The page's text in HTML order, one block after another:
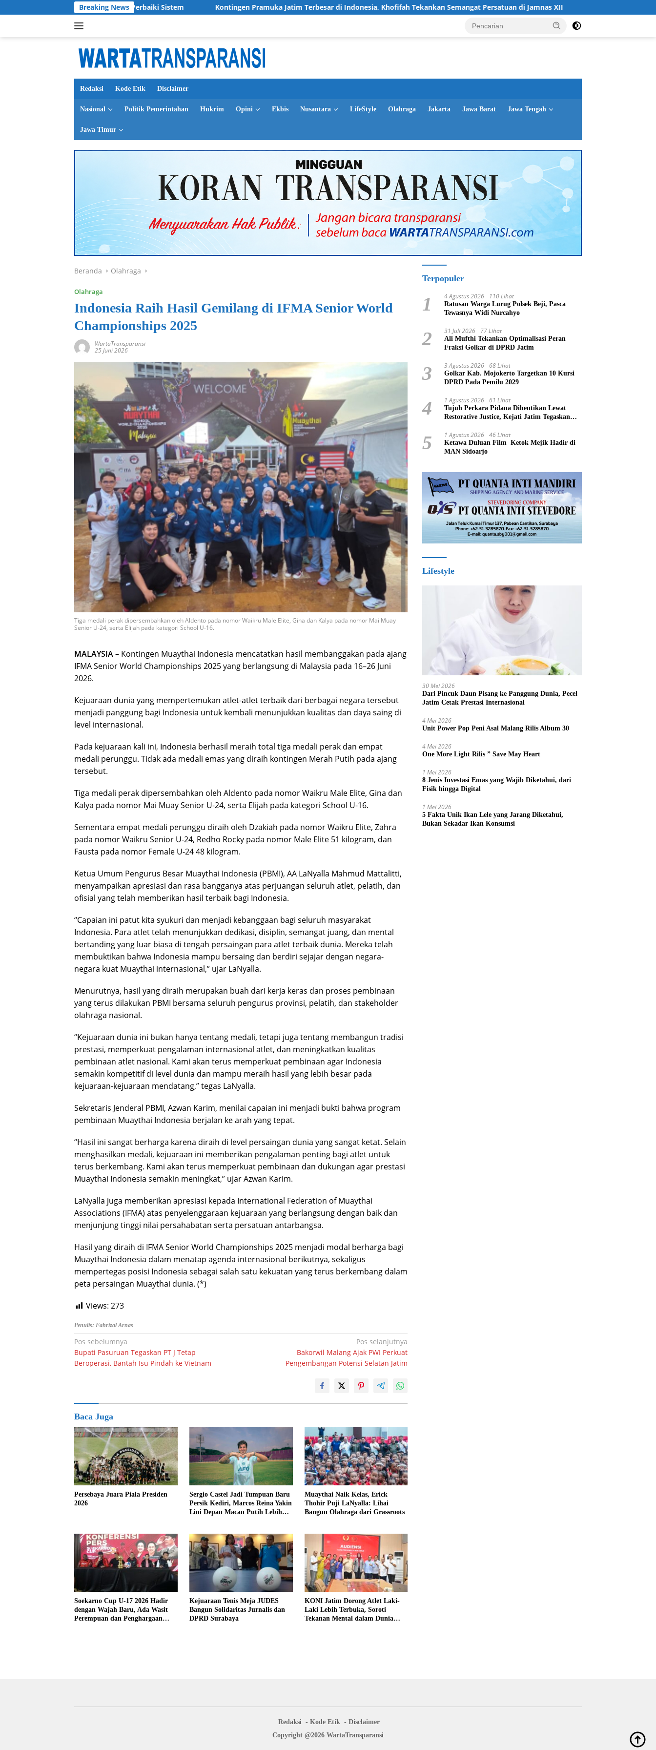
ke
Breaking News
Komisi II Minta Perbaiki Sistem Kontingen Pramuka Jatim Terbesar di Indonesia, Khofifah Tekankan Semangat Persatuan di Jamnas XII Gubernur Jatim Sosialisasikan
Redaksi Kode Etik Disclaimer
Nasional Politik Pemerintahan Hukrim Opini Ekbis Nusantara LifeStyle Olahraga Jakarta Jawa Barat Jawa Tengah
Jawa Timur
Beranda Olahraga
Olahraga
Indonesia Raih Hasil Gemilang di IFMA Senior World
Championships 2025
WartaTransparansi
25 Juni 2026
Tiga medali perak dipersembahkan oleh Aldento pada nomor Waikru Male Elite, Gina dan Kalya pada nomor Mai Muay
Senior U-24, serta Elijah pada kategori School U-16.
MALAYSIA– Kontingen Muaythai Indonesia mencatatkan hasil membanggakan pada ajang
IFMA Senior World Championships 2025 yang berlangsung di Malaysia pada 16–26 Juni
2026.
Kejuaraan dunia yang mempertemukan atlet-atlet terbaik dari berbagai negara tersebut
menjadi panggung bagi Indonesia untuk kembali menunjukkan kualitas dan daya saing di
level internasional.
Pada kejuaraan kali ini, Indonesia berhasil meraih total tiga medali perak dan empat
medali perunggu. Tidak ada medali emas yang diraih kontingen Merah Putih pada ajang
tersebut.
Tiga medali perak dipersembahkan oleh Aldento pada nomor Waikru Male Elite, Gina dan
Kalya pada nomor Mai Muay Senior U-24, serta Elijah pada kategori School U-16.
Sementara empat medali perunggu diraih oleh Dzakiah pada nomor Waikru Elite, Zahra
pada nomor Waikru Senior U-24, Redho Rocky pada nomor Male Elite 51 kilogram, dan
Fausta pada nomor Female U-24 48 kilogram.
Ketua Umum Pengurus Besar Muaythai Indonesia (PBMI), AA LaNyalla Mahmud Mattalitti,
menyampaikan apresiasi dan rasa bangganya atas perjuangan seluruh atlet, pelatih, dan
ofisial yang telah memberikan hasil terbaik bagi Indonesia.
“Capaian ini patut kita syukuri dan menjadi kebanggaan bagi seluruh masyarakat
Indonesia. Para atlet telah menunjukkan dedikasi, disiplin, semangat juang, dan mental
bertanding yang luar biasa di tengah persaingan para atlet terbaik dunia. Mereka telah
membuktikan bahwa Indonesia mampu bersaing dan berdiri sejajar dengan negara-
negara kuat Muaythai internasional,” ujar LaNyalla.
Menurutnya, hasil yang diraih merupakan buah dari kerja keras dan proses pembinaan
yang terus dilakukan PBMI bersama seluruh pengurus provinsi, pelatih, dan stakeholder
olahraga nasional.
“Kejuaraan dunia ini bukan hanya tentang medali, tetapi juga tentang membangun tradisi
prestasi, memperkuat pengalaman internasional atlet, dan meningkatkan kualitas
pembinaan atlet nasional. Kami akan terus memperkuat pembinaan agar Indonesia
semakin kompetitif di level dunia dan mampu meraih hasil yang lebih besar pada
kejuaraan-kejuaraan mendatang,” tegas LaNyalla.
Sekretaris Jenderal PBMI, Azwan Karim, menilai capaian ini menjadi bukti bahwa program
pembinaan Muaythai Indonesia berjalan ke arah yang tepat.
“Hasil ini sangat berharga karena diraih di level persaingan dunia yang sangat ketat. Selain
menghasilkan medali, kejuaraan ini memberikan pengalaman penting bagi atlet untuk
terus berkembang. Kami akan terus memperkuat pembinaan dan dukungan agar prestasi
Muaythai Indonesia semakin meningkat,” ujar Azwan Karim.
LaNyalla juga memberikan apresiasi kepada International Federation of Muaythai
Associations (IFMA) atas penyelenggaraan kejuaraan yang berlangsung dengan baik dan
menjunjung tinggi nilai persahabatan serta persatuan antarbangsa.
Hasil yang diraih di IFMA Senior World Championships 2025 menjadi modal berharga bagi
Muaythai Indonesia dalam menatap agenda internasional berikutnya, sekaligus
mempertegas posisi Indonesia sebagai salah satu kekuatan yang terus berkembang dalam
peta persaingan Muaythai dunia. (*)
Views: 273
Penulis: Fahrizal Arnas
Navigasi
pos
Pos sebelumnya
Bupati Pasuruan Tegaskan PT J Tetap
Beroperasi, Bantah Isu Pindah ke Vietnam
Pos selanjutnya
Bakorwil Malang Ajak PWI Perkuat
Pengembangan Potensi Selatan Jatim
Baca Juga
Persebaya Juara Piala Presiden
2026
Sergio Castel Jadi Tumpuan Baru
Persik Kediri, Marcos Reina Yakin
Lini Depan Macan Putih Lebih
Muaythai Naik Kelas, Erick
Thohir Puji LaNyalla: Lihai
Bangun Olahraga dari Grassroots
Soekarno Cup U-17 2026 Hadir
dengan Wajah Baru, Ada Wasit
Perempuan dan Penghargaan
Kejuaraan Tenis Meja JUDES
Bangun Solidaritas Jurnalis dan
DPRD Surabaya
KONI Jatim Dorong Atlet Laki-
Laki Lebih Terbuka, Soroti
Tekanan Mental dalam Dunia
Terpopuler
1 4 Agustus 2026 110 Lihat
Ratusan Warga Lurug Polsek Beji, Pasca
Tewasnya Widi Nurcahyo
2 31 Juli 2026 77 Lihat
Ali Mufthi Tekankan Optimalisasi Peran
Fraksi Golkar di DPRD Jatim
3 3 Agustus 2026 68 Lihat
Golkar Kab. Mojokerto Targetkan 10 Kursi
DPRD Pada Pemilu 2029
4 1 Agustus 2026 61 Lihat
Tujuh Perkara Pidana Dihentikan Lewat
Restorative Justice, Kejati Jatim Tegaskan
5 1 Agustus 2026 46 Lihat
Ketawa Duluan Film Ketok Mejik Hadir di
MAN Sidoarjo
Lifestyle
30 Mei 2026
Dari Pincuk Daun Pisang ke Panggung Dunia, Pecel
Jatim Cetak Prestasi Internasional
4 Mei 2026
Unit Power Pop Peni Asal Malang Rilis Album 30
4 Mei 2026
One More Light Rilis ” Save May Heart
1 Mei 2026
8 Jenis Investasi Emas yang Wajib Diketahui, dari
Fisik hingga Digital
1 Mei 2026
5 Fakta Unik Ikan Lele yang Jarang Diketahui,
Bukan Sekadar Ikan Konsumsi
Redaksi Kode Etik
Disclaimer
Copyright @2026 WartaTransparansi